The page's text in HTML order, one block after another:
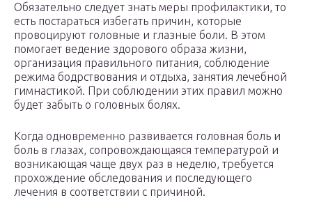
Обязательно следует знать меры профилактики, то
есть постараться избегать причин, которые
провоцируют головные и глазные боли. В этом
помогает ведение здорового образа жизни,
организация правильного питания, соблюдение
режима бодрствования и отдыха, занятия лечебной
гимнастикой. При соблюдении этих правил можно
будет забыть о головных болях.
Когда одновременно развивается головная боль и
боль в глазах, сопровождающаяся температурой и
возникающая чаще двух раз в неделю, требуется
прохождение обследования и последующего
лечения в соответствии с причиной.